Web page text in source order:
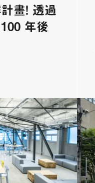
畫！ 透過
年後